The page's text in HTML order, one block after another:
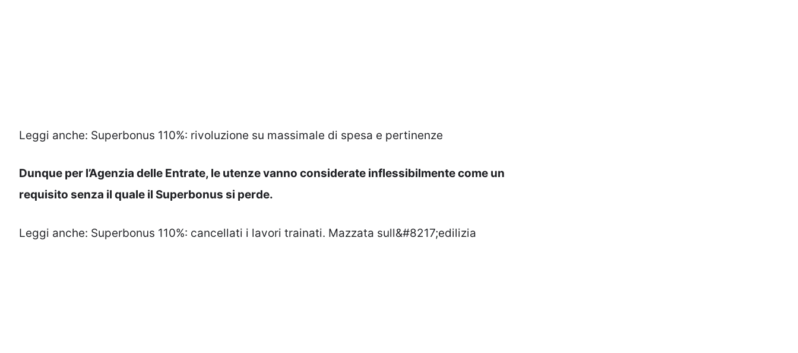
Leggi anche: Superbonus 110%: rivoluzione su massimale di spesa e pertinenze
Dunque per l’Agenzia delle Entrate, le utenze vanno considerate inflessibilmente come un
requisito senza il quale il Superbonus si perde.
Leggi anche: Superbonus 110%: cancellati i lavori trainati. Mazzata sull&#8217;edilizia